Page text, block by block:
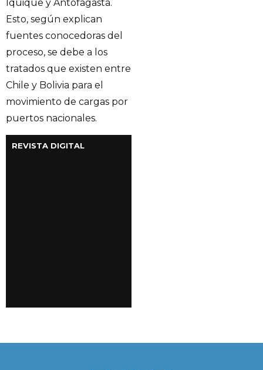
Iquique y Antofagasta.
Esto, según explican
fuentes conocedoras del
proceso, se debe a los
tratados que existen entre
Chile y Bolivia para el
movimiento de cargas por
puertos nacionales.
REVISTA DIGITAL